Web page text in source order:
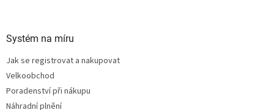
Systém na míru
Jak se registrovat a nakupovat
Velkoobchod
Poradenství při nákupu
Náhradní plnění